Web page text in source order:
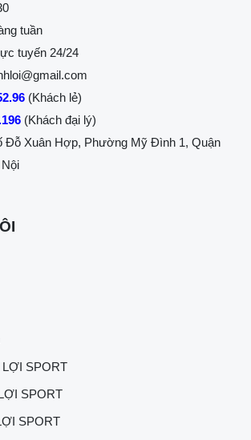
tuần
tuyến 24/24
(Khách lẻ)
(Khách đại lý)
Đỗ Xuân Hợp, Phường Mỹ Đình 1, Quận
SPORT
SPORT
SPORT